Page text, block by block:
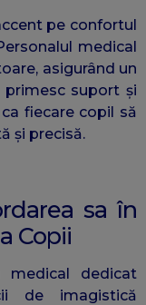
pe confortul
medical
asigurând un
suport și
fiecare copil să
și precisă.
sa în
Copii
medical dedicat
de imagistică